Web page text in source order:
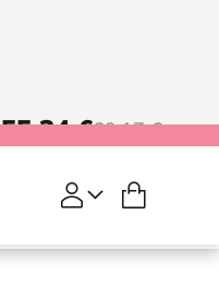
Flame
Purple
55,34 €69,17 €
COMPRAR